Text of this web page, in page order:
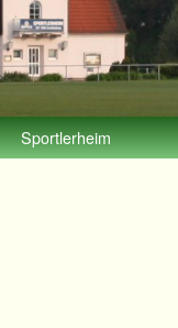
Sportlerheim